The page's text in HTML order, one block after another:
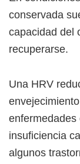
conservada
capacidad del
recuperarse.
Una HRV
enfermedades
insuficiencia
algunos